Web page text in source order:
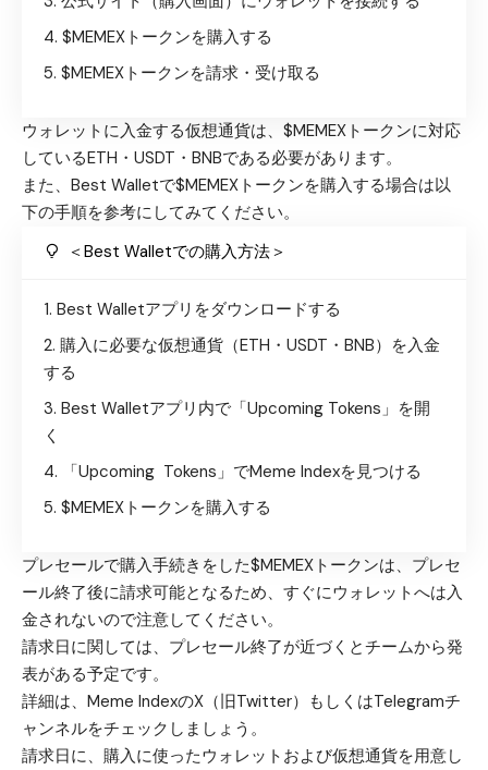
$MEMEXトークンを購入する
$MEMEXトークンを請求・受け取る
ウォレットに入金する仮想通貨は、$MEMEXトークンに対応
しているETH・USDT・BNBである必要があります。
また、Best Walletで$MEMEXトークンを購入する場合は以
下の手順を参考にしてみてください。
＜Best Walletでの購入方法＞
Best Walletアプリをダウンロードする
購入に必要な仮想通貨（ETH・USDT・BNB）を入金
する
Best Walletアプリ内で「Upcoming Tokens」を開
く
「Upcoming Tokens」でMeme Indexを見つける
$MEMEXトークンを購入する
プレセールで購入手続きをした$MEMEXトークンは、プレセ
ール終了後に請求可能となるため、すぐにウォレットへは入
金されないので注意してください。
請求日に関しては、プレセール終了が近づくとチームから発
表がある予定です。
詳細は、Meme IndexのX（旧Twitter） もしくはTelegramチ
ャンネルをチェックしましょう。
請求日に、購入に使ったウォレットおよび仮想通貨を用意し